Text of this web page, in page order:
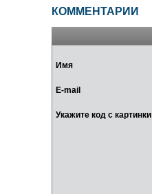
КОММЕНТАРИИ
Имя
E-mail
Укажите код с картинки